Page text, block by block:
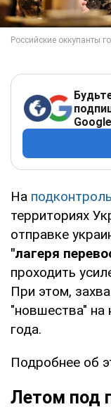
Google
На
территориях
отправке
"лагеря
проходить
При этом,
"новшества" на
года.
Подробнее об
Летом под